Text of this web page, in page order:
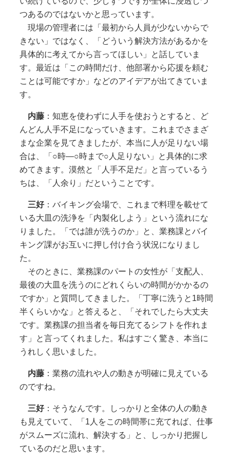
つあるのではないかと思っています。
現場の管理者には「最初から人員が少ないからで
きない」ではなく、「どういう解決方法があるかを
具体的に考えてから言ってほしい」と話していま
す。最近は「この時間だけ、他部署から応援を頼む
ことは可能ですか」などのアイデアが出てきていま
す。
内藤：知恵を使わずに人手を使おうとすると、ど
んどん人手不足になっていきます。これまでさまざ
まな企業を見てきましたが、本当に人が足りない場
合は、「○時―○時まで○人足りない」と具体的に求
めてきます。漠然と「人手不足だ」と言っているう
ちは、「人余り」だということです。
三好：バイキング会場で、これまで料理を載せて
いる大皿の洗浄を「内製化しよう」という流れにな
りました。「では誰が洗うのか」と、業務課とバイ
キング課がお互いに押し付け合う状況になりまし
た。
そのときに、業務課のパートの女性が「支配人、
最後の大皿を洗うのにどれくらいの時間がかかるの
ですか」と質問してきました。「丁寧に洗うと1時間
半くらいかな」と答えると、「それでしたら大丈夫
です。業務課の担当者を毎日充てるシフトを作れま
す」と言ってくれました。私はすごく驚き、本当に
うれしく思いました。
内藤：業務の流れや人の動きが明確に見えている
のですね。
三好：そうなんです。しっかりと全体の人の動き
も見えていて、「1人をこの時間帯に充てれば、仕事
がスムーズに流れ、解決する」と、しっかり把握し
ているのだと思います。